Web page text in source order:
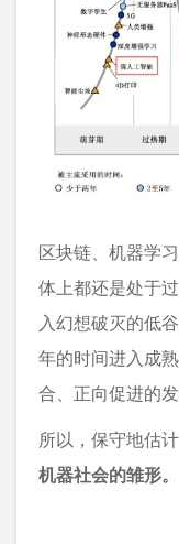
区块链、机器学
体上都还是处于
入幻想破灭的低
年的时间进入成
合、正向促进的发
所以，保守地估计
机器社会的雏形。